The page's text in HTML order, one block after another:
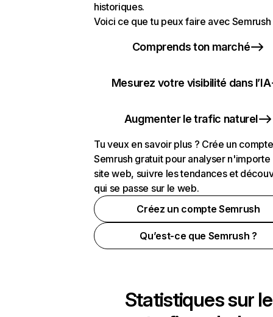
historiques.
Voici ce que tu peux faire avec Semrush
Comprends ton marché
Mesurez votre visibilité dans l’IA
Augmenter le trafic naturel
Tu veux en savoir plus ? Crée un compte
Semrush gratuit pour analyser n'importe
site web, suivre les tendances et
qui se passe sur le web.
Créez un compte Semrush
Qu’est-ce que Semrush ?
Statistiques sur le